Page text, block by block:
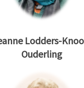
Lodders-
Ouderling